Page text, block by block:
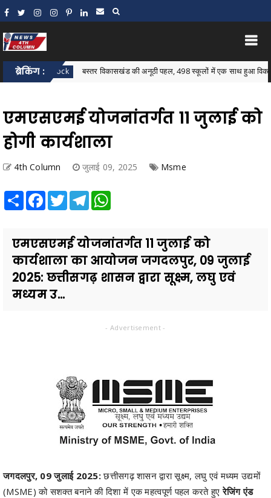
ब्रेकिंग :
बस्तर विकासखंड की अनूठी पहल, 498 स्कूलों में एक साथ हुआ विकासखंड स्तरीय न्यौता
एमएसएमई योजनांतर्गत 11 जुलाई को
होगी कार्यशाला
4th Column जुलाई 09, 2025 Msme
Share Facebook
TwitterTelegram
एमएसएमई योजनांतर्गत 11 जुलाई को
कार्यशाला का आयोजन जगदलपुर, 09 जुलाई
2025: छत्तीसगढ़ शासन द्वारा सूक्ष्म, लघु एवं
मध्यम उ...
- Advertisement -
जगदलपुर, 09 जुलाई 2025:छत्तीसगढ़ शासन द्वारा सूक्ष्म, लघु एवं मध्यम उद्यमों
(MSME) को सशक्त बनाने की दिशा में एक महत्वपूर्ण पहल करते हुएरेजिंग एंड